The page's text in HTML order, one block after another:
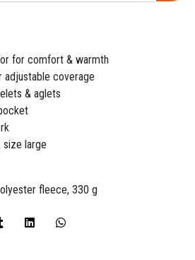
for comfort & warmth
adjustable coverage
& aglets
size large
fleece, 330 g